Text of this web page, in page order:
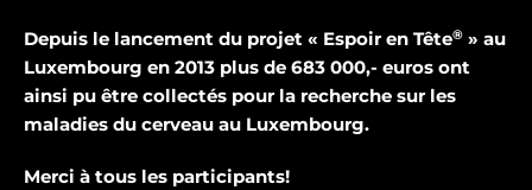
Depuis le lancement du projet « Espoir en Tête® » au
Luxembourg en 2013 plus de 683 000,- euros ont
ainsi pu être collectés pour la recherche sur les
maladies du cerveau au Luxembourg.
Merci à tous les participants!